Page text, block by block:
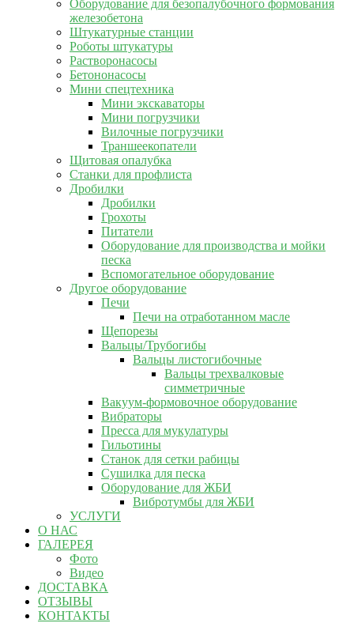
Оборудование для безопалубочного формования
железобетона
Штукатурные станции
Роботы штукатуры
Растворонасосы
Бетононасосы
Мини спецтехника
Мини экскаваторы
Мини погрузчики
Вилочные погрузчики
Траншеекопатели
Щитовая опалубка
Станки для профлиста
Дробилки
Дробилки
Грохоты
Питатели
Оборудование для производства и мойки
песка
Вспомогательное оборудование
Другое оборудование
Печи
Печи на отработанном масле
Щепорезы
Вальцы/Трубогибы
Вальцы листогибочные
Вальцы трехвалковые
симметричные
Вакуум-формовочное оборудование
Вибраторы
Пресса для мукулатуры
Гильотины
Станок для сетки рабицы
Сушилка для песка
Оборудование для ЖБИ
Вибротумбы для ЖБИ
УСЛУГИ
О НАС
ГАЛЕРЕЯ
Фото
Видео
ДОСТАВКА
ОТЗЫВЫ
КОНТАКТЫ